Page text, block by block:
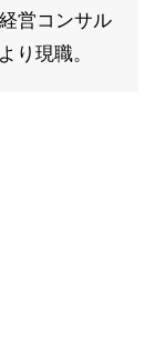
営コンサル
り現職。